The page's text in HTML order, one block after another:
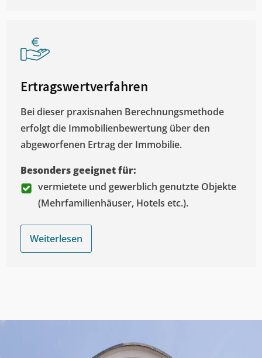
Ertragswertverfahren
Bei dieser praxisnahen Berechnungsmethode
erfolgt die Immobilienbewertung über den
abgeworfenen Ertrag der Immobilie.
Besonders geeignet für:
vermietete und gewerblich genutzte Objekte
(Mehrfamilienhäuser, Hotels etc.).
Weiterlesen